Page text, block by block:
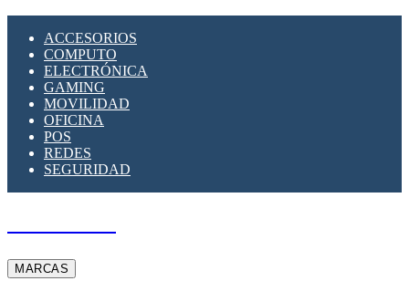
SUPRESOR DE TRANSIENTES SPDS PARA
APLICACIONES FOTOVOLTAICAS
ACCESORIOS
COMPUTO
ELECTRÓNICA
GAMING
MOVILIDAD
OFICINA
POS
REDES
SEGURIDAD
MARCAS